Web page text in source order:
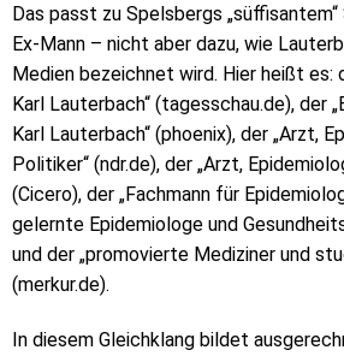
Das passt zu Spelsbergs
Ex-Mann – nicht aber dazu, wie
Medien bezeichnet wird. Hier heißt es:
Karl Lauterbach“ (tagesschau.de), der
Karl Lauterbach“ (phoenix), der „Arzt,
Politiker“ (ndr.de), der „Arzt,
(Cicero), der „Fachmann für
gelernte Epidemiologe und
und der „promovierte Mediziner und
(merkur.de).
In diesem Gleichklang bildet